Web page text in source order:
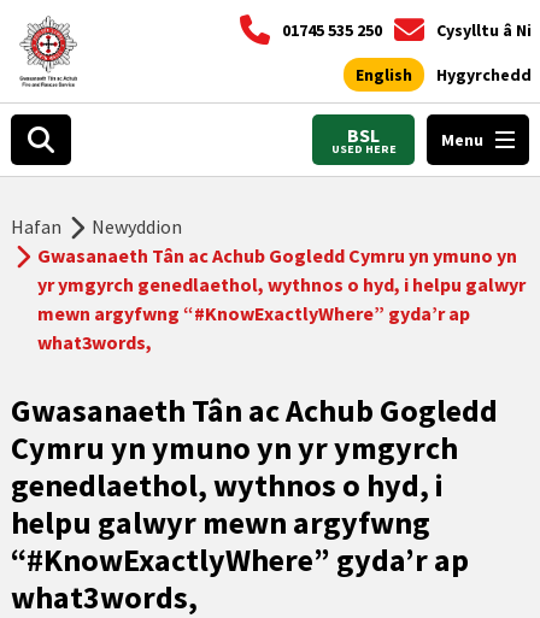
01745 535 250 Cysylltu â Ni
English Hygyrchedd
BSL
USED HERE Menu
Hafan
Newyddion
Gwasanaeth Tân ac Achub Gogledd Cymru yn ymuno yn
yr ymgyrch genedlaethol, wythnos o hyd, i helpu galwyr
mewn argyfwng “#KnowExactlyWhere” gyda’r ap
what3words,
Gwasanaeth Tân ac Achub Gogledd
Cymru yn ymuno yn yr ymgyrch
genedlaethol, wythnos o hyd, i
helpu galwyr mewn argyfwng
“#KnowExactlyWhere” gyda’r ap
what3words,